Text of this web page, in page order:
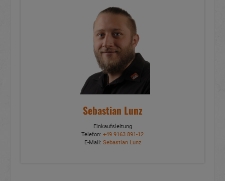
Sebastian Lunz
Einkaufsleitung
Telefon: +49 9163 891-12
E-Mail: Sebastian Lunz